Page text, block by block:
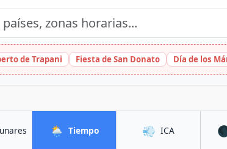
de Trapani Fiesta de San Donato Día de los
en Ladywell
🌦️ Tiempoen Ladywell💨 ICAen Ladywell